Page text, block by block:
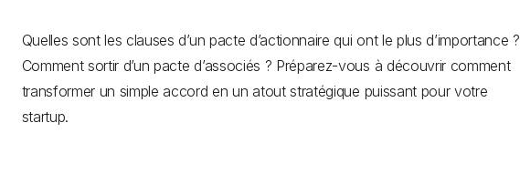
Quelles sont les clauses d’un pacte d’actionnaire qui ont le plus d’importance ?
Comment sortir d’un pacte d’associés ? Préparez-vous à découvrir comment
transformer un simple accord en un atout stratégique puissant pour votre
startup.